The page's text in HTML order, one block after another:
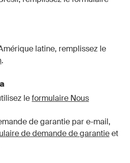
latine, remplissez le
.
leformulaire Nous
de garantie par e-mail,
de demande de garantieet